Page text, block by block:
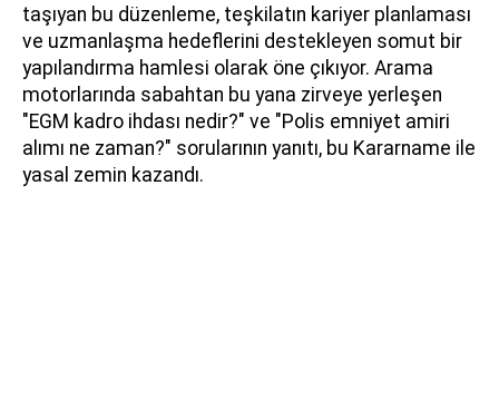
taşıyan bu düzenleme, teşkilatın kariyer planlaması
ve uzmanlaşma hedeflerini destekleyen somut bir
yapılandırma hamlesi olarak öne çıkıyor. Arama
motorlarında sabahtan bu yana zirveye yerleşen
"EGM kadro ihdası nedir?" ve "Polis emniyet amiri
alımı ne zaman?" sorularının yanıtı, bu Kararname ile
yasal zemin kazandı.